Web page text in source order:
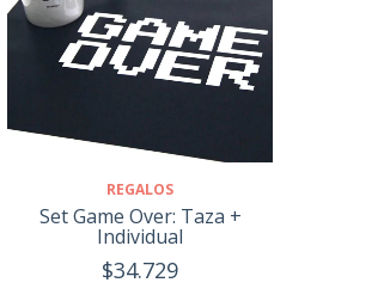
REGALOS
Set Game Over: Taza +
Individual
$34.729